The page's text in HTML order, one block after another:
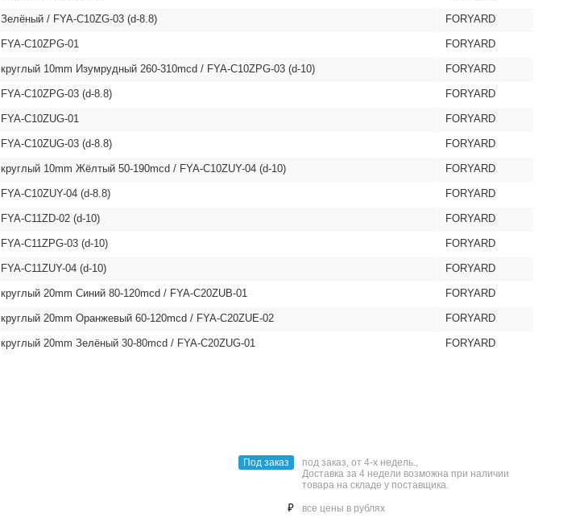
Зелёный / FYA-C10ZG-03 (d-8.8) FORYARD
FYA-C10ZPG-01 FORYARD
круглый 10mm Изумрудный 260-310mcd / FYA-C10ZPG-03 (d-10) FORYARD
FYA-C10ZPG-03 (d-8.8) FORYARD
FYA-C10ZUG-01 FORYARD
FYA-C10ZUG-03 (d-8.8) FORYARD
круглый 10mm Жёлтый 50-190mcd / FYA-C10ZUY-04 (d-10) FORYARD
FYA-C10ZUY-04 (d-8.8) FORYARD
FYA-C11ZD-02 (d-10) FORYARD
FYA-C11ZPG-03 (d-10) FORYARD
FYA-C11ZUY-04 (d-10) FORYARD
круглый 20mm Синий 80-120mcd / FYA-C20ZUB-01 FORYARD
круглый 20mm Оранжевый 60-120mcd / FYA-C20ZUE-02 FORYARD
круглый 20mm Зелёный 30-80mcd / FYA-C20ZUG-01 FORYARD
под заказ, от 4-х недель.,
Доставка за 4 недели возможна при наличии
товара на складе у поставщика.
Под заказ
все цены в рублях
⃏